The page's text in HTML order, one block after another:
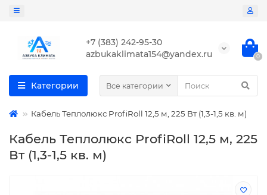
+7 (383) 242-95-30
azbukaklimata154@yandex.ru
0
Категории Все категории
Кабель Теплолюкс ProfiRoll 12,5 м, 225 Вт (1,3-1,5 кв. м)
Кабель Теплолюкс ProfiRoll 12,5 м, 225
Вт (1,3-1,5 кв. м)